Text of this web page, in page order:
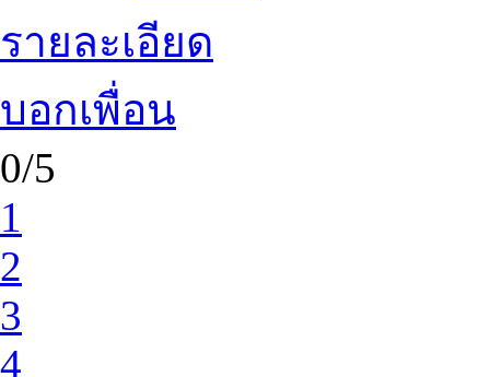
รายละเอียด
บอกเพื่อน
0/5
1
2
3
4